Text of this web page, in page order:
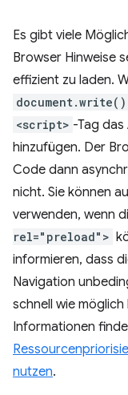
Es gibt viele
Browser Hinweise
effizient zu laden.
document.write()
<script> -Tag
hinzufügen. Der
Code dann
nicht. Sie können
verwenden, wenn
rel="preload">
informieren, dass
Navigation
schnell wie
Informationen
nutzen.